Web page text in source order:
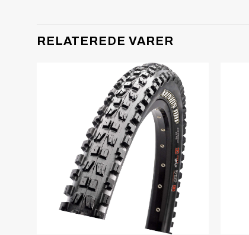
RELATEREDE VARER